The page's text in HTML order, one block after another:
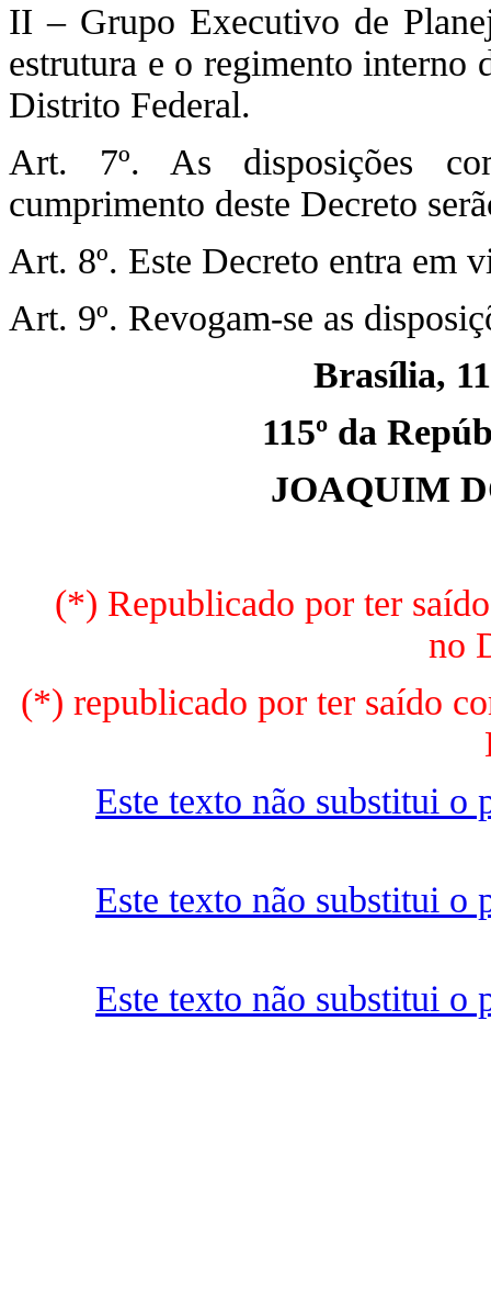
II – Grupo Executivo de
estrutura e o regimento
Distrito Federal.
Art. 7º. As disposições
cumprimento deste Decreto
Art. 8º. Este Decreto entra em
Art. 9º. Revogam-se as
Brasília,
115º da
JOAQUIM
(*) Republicado por ter
no
(*) republicado por ter saído
Este texto não substitui o
Este texto não substitui o
Este texto não substitui o